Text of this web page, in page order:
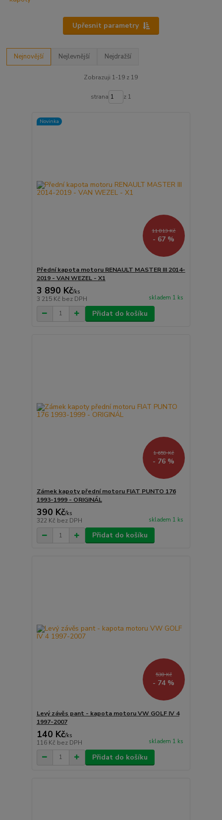
Upřesnit parametry
Nejnovější Nejlevnější Nejdražší
Zobrazuji 1-19 z 19
strana z 1
Novinka
11 813 Kč
- 67 %
Přední kapota motoru RENAULT MASTER III 2014-
2019 - VAN WEZEL - X1
3 890 Kč/ks
3 215 Kč bez DPH skladem 1 ks
Přidat do košíku
1 659 Kč
- 76 %
Zámek kapoty přední motoru FIAT PUNTO 176
1993-1999 - ORIGINÁL
390 Kč/ks
322 Kč bez DPH skladem 1 ks
Přidat do košíku
538 Kč
- 74 %
Levý závěs pant - kapota motoru VW GOLF IV 4
1997-2007
140 Kč/ks
116 Kč bez DPH skladem 1 ks
Přidat do košíku